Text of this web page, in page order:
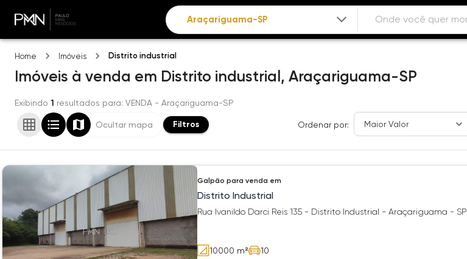
Home Imóveis Distrito industrial
Imóveis à venda em Distrito industrial, Araçariguama-SP
Exibindo 1 resultados para: VENDA - Araçariguama-SP
Ocultar mapa Filtros Ordenar por: Maior Valor
Galpão para venda em
Distrito Industrial
Rua Ivanildo Darci Reis 135 - Distrito Industrial - Araçariguama - SP
10000 m² 10